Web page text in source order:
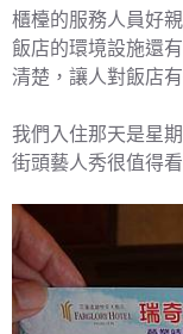
櫃檯的服務人員好
飯店的環境設施還
清楚，讓人對飯店
我們入住那天是星
街頭藝人秀很值得看